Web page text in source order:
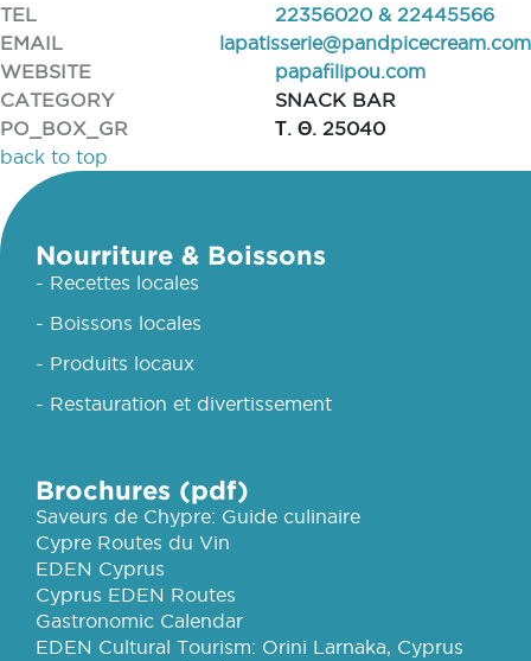
TEL
22356020 & 22445566
EMAIL
lapatisserie@pandpicecream.com
WEBSITE
papafilipou.com
CATEGORY
SNACK BAR
PO_BOX_GR
Τ. Θ. 25040
back to top
Nourriture & Boissons
- Recettes locales
- Boissons locales
- Produits locaux
- Restauration et divertissement
Brochures (pdf)
Saveurs de Chypre: Guide culinaire
Cypre Routes du Vin
EDEN Cyprus
Cyprus EDEN Routes
Gastronomic Calendar
EDEN Cultural Tourism: Orini Larnaka, Cyprus